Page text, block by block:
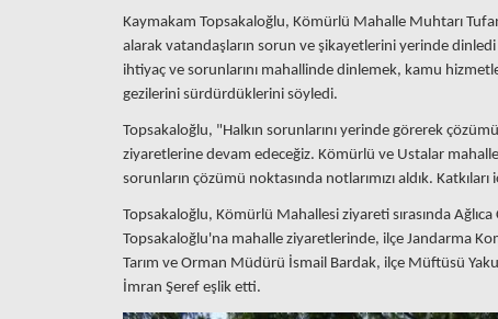
Kaymakam Topsakaloğlu, Kömürlü Mahalle Muhtarı
alarak vatandaşların sorun ve şikayetlerini yerinde
ihtiyaç ve sorunlarını mahallinde dinlemek, kamu
gezilerini sürdürdüklerini söyledi.
Topsakaloğlu, "Halkın sorunlarını yerinde görerek
ziyaretlerine devam edeceğiz. Kömürlü ve Ustalar
sorunların çözümü noktasında notlarımızı aldık.
Topsakaloğlu, Kömürlü Mahallesi ziyareti sırasında
Topsakaloğlu'na mahalle ziyaretlerinde, ilçe Jandarma
Tarım ve Orman Müdürü İsmail Bardak, ilçe Müftüsü
İmran Şeref eşlik etti.